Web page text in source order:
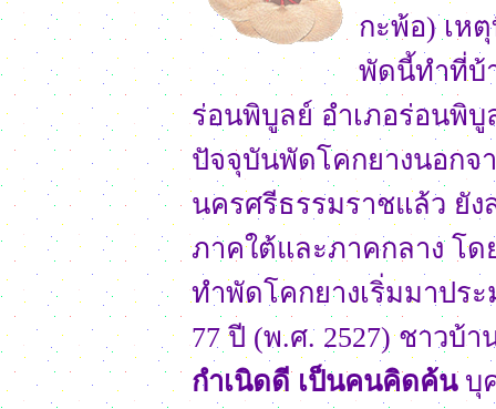
กะพ้อ) เห
พัดนี้ทำที่บ้
ร่อนพิบูลย์ อำเภอร่อนพิ
ปัจจุบันพัดโคกยางนอกจ
นครศรีธรรมราชแล้ว ยัง
ภาคใต้และภาคกลาง โด
ทำพัดโคกยางเริ่มมาปร
77 ปี (พ.ศ. 2527) ชาวบ้
กำเนิดดี เป็นคนคิดค้นบุ